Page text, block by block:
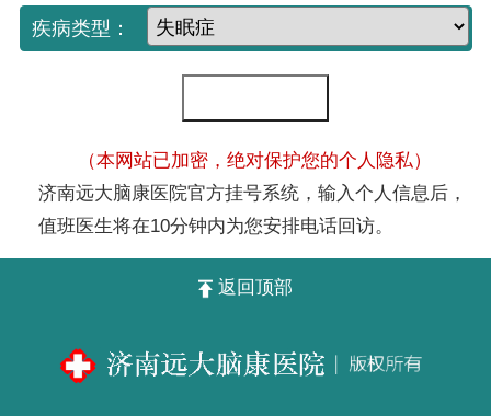
疾病类型：
（本网站已加密，绝对保护您的个人隐私）
济南远大脑康医院官方挂号系统，输入个人信息后，
值班医生将在10分钟内为您安排电话回访。
返回顶部